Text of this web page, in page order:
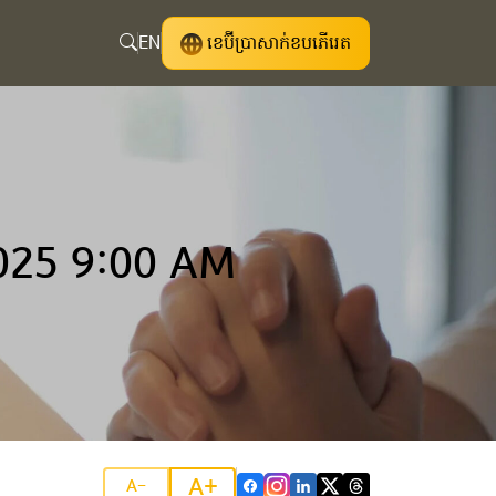
EN ខេប៊ីប្រាសាក់ខបភើរេត
9:00 AM
A- A+